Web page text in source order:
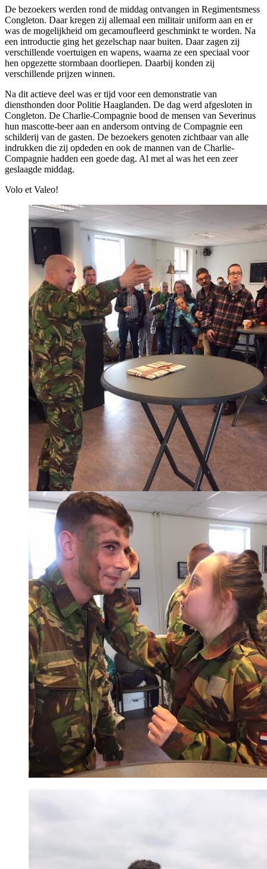
De bezoekers werden rond de middag ontvangen in Regimentsmess
Congleton. Daar kregen zij allemaal een militair uniform aan en er
was de mogelijkheid om gecamoufleerd geschminkt te worden. Na
een introductie ging het gezelschap naar buiten. Daar zagen zij
verschillende voertuigen en wapens, waarna ze een speciaal voor
hen opgezette stormbaan doorliepen. Daarbij konden zij
verschillende prijzen winnen.
Na dit actieve deel was er tijd voor een demonstratie van
diensthonden door Politie Haaglanden. De dag werd afgesloten in
Congleton. De Charlie-Compagnie bood de mensen van Severinus
hun mascotte-beer aan en andersom ontving de Compagnie een
schilderij van de gasten. De bezoekers genoten zichtbaar van alle
indrukken die zij opdeden en ook de mannen van de Charlie-
Compagnie hadden een goede dag. Al met al was het een zeer
geslaagde middag.
Volo et Valeo!